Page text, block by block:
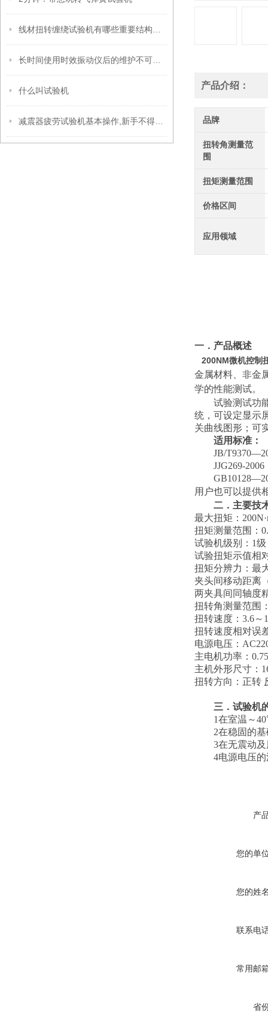
什么叫试验机 产品介绍：
品牌
扭转角测量范
围
扭矩测量范围
价格区间
应用领域
一．产品概述
200NM微机控制
金属材料、非金
学的性能测试。
试验测试功
统，可设定显示
关曲线图形；可
适用标准：
JB/
JJG269-
用户也可以提供
二．主要技
最大扭矩： 2
扭矩测量范围：
试验机级别： 1级
试验扭矩示值相
扭矩分辨力：最
夹头间移动距离
两夹具间同轴度
扭转角测量范围
扭转速度： 3.6～
扭转速度相对误
电源电压：
主电机功率：
主机外形尺寸：
扭转方向：正转
三．试验机
1在室温～
2在稳固的
3在无震动
4电源电压
产
您的单
您的姓
联系电
常用邮
省